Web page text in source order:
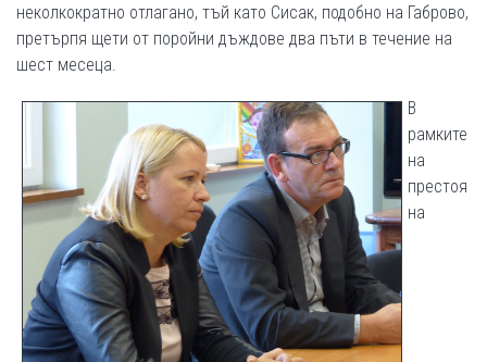
неколкократно отлагано, тъй като Сисак, подобно на Габрово,
претърпя щети от поройни дъждове два пъти в течение на
шест месеца.
В
рамките
на
престоя
на